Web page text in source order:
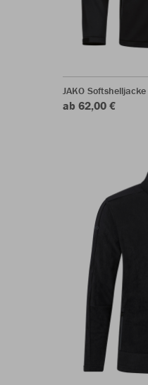
JAKO
ab 62,00 €